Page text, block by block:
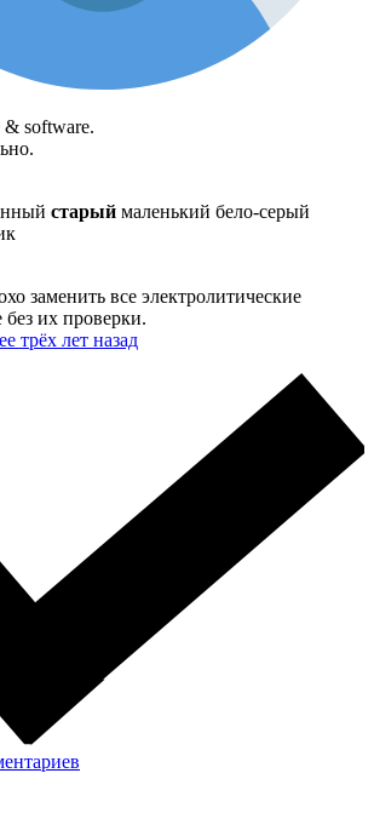
& software.
старый маленький бело-серый
заменить все электролитические
их проверки.
трёх лет назад